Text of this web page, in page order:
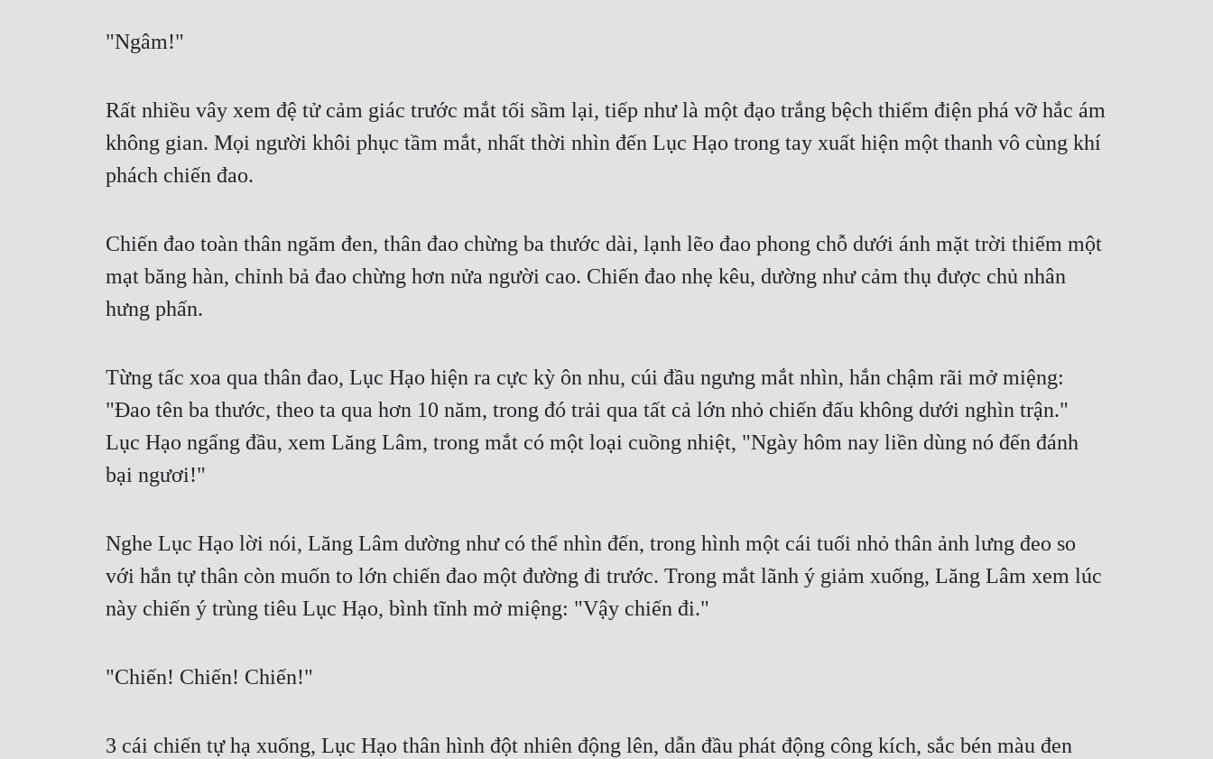
"Ngâm!"
Rất nhiều vây xem đệ tử cảm giác trước mắt tối sầm lại, tiếp như là một đạo trắng bệch thiểm điện phá vỡ hắc ám
không gian. Mọi người khôi phục tầm mắt, nhất thời nhìn đến Lục Hạo trong tay xuất hiện một thanh vô cùng khí
phách chiến đao.
Chiến đao toàn thân ngăm đen, thân đao chừng ba thước dài, lạnh lẽo đao phong chỗ dưới ánh mặt trời thiểm một
mạt băng hàn, chỉnh bả đao chừng hơn nửa người cao. Chiến đao nhẹ kêu, dường như cảm thụ được chủ nhân
hưng phấn.
Từng tấc xoa qua thân đao, Lục Hạo hiện ra cực kỳ ôn nhu, cúi đầu ngưng mắt nhìn, hắn chậm rãi mở miệng:
"Đao tên ba thước, theo ta qua hơn 10 năm, trong đó trải qua tất cả lớn nhỏ chiến đấu không dưới nghìn trận."
Lục Hạo ngẩng đầu, xem Lăng Lâm, trong mắt có một loại cuồng nhiệt, "Ngày hôm nay liền dùng nó đến đánh
bại ngươi!"
Nghe Lục Hạo lời nói, Lăng Lâm dường như có thể nhìn đến, trong hình một cái tuổi nhỏ thân ảnh lưng đeo so
với hắn tự thân còn muốn to lớn chiến đao một đường đi trước. Trong mắt lãnh ý giảm xuống, Lăng Lâm xem lúc
này chiến ý trùng tiêu Lục Hạo, bình tĩnh mở miệng: "Vậy chiến đi."
"Chiến! Chiến! Chiến!"
3 cái chiến tự hạ xuống, Lục Hạo thân hình đột nhiên động lên, dẫn đầu phát động công kích, sắc bén màu đen